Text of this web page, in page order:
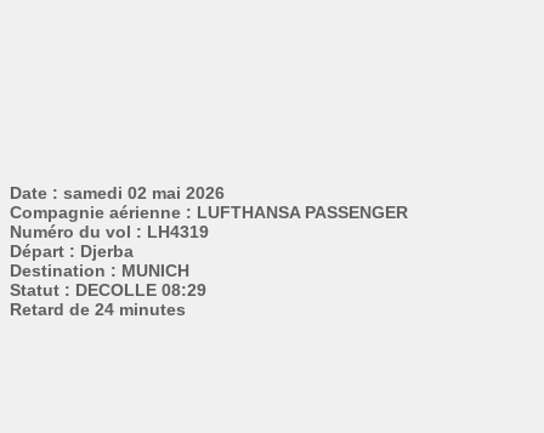
Date : samedi 02 mai 2026
Compagnie aérienne : LUFTHANSA PASSENGER
Numéro du vol : LH4319
Départ : Djerba
Destination : MUNICH
Statut : DECOLLE 08:29
Retard de 24 minutes